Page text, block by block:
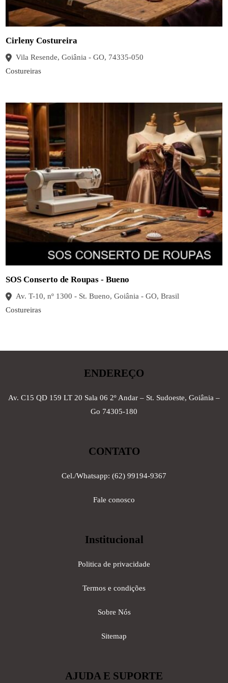
Cirleny Costureira
Vila Resende, Goiânia - GO, 74335-050
Costureiras
SOS Conserto de Roupas - Bueno
Av. T-10, nº 1300 - St. Bueno, Goiânia - GO, Brasil
Costureiras
ENDEREÇO
Av. C15 QD 159 LT 20 Sala 06 2º Andar – St. Sudoeste, Goiânia –
Go 74305-180
CONTATO
Cel./Whatsapp: (62) 99194-9367
Fale conosco
Institucional
Politica de privacidade
Termos e condições
Sobre Nós
Sitemap
AJUDA E SUPORTE